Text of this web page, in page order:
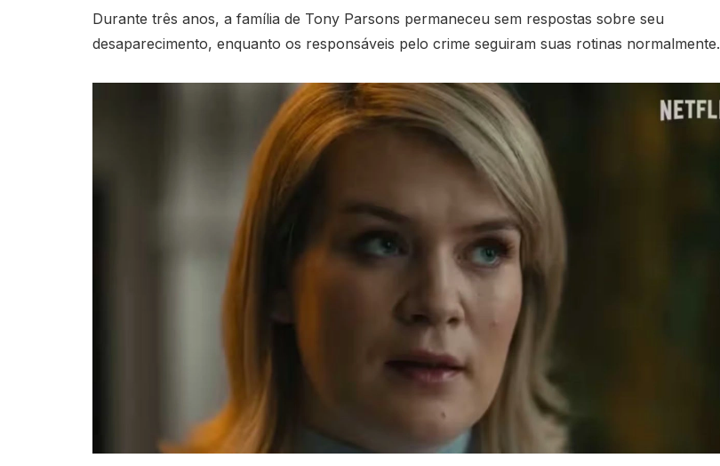
Durante três anos, a família de Tony Parsons permaneceu sem respostas sobre seu
desaparecimento, enquanto os responsáveis pelo crime seguiram suas rotinas normalmente.